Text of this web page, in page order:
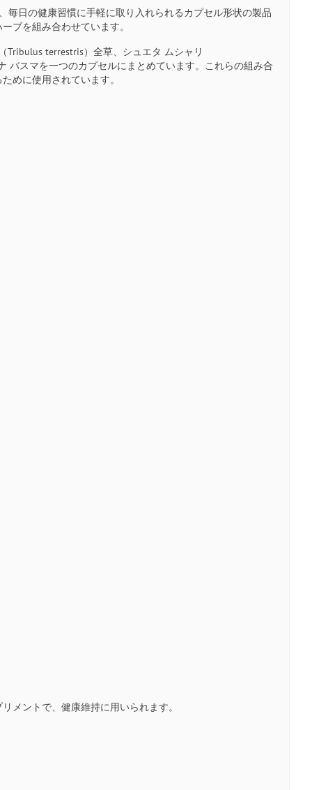
毎日の健康習慣に手軽に取り入れられるカプセル形状の製品
ブを組み合わせています。
Tribulus terrestris）全草、シュエタ ムシャリ
バスマを一つのカプセルにまとめています。これらの組み合
めに使用されています。
メントで、健康維持に用いられます。